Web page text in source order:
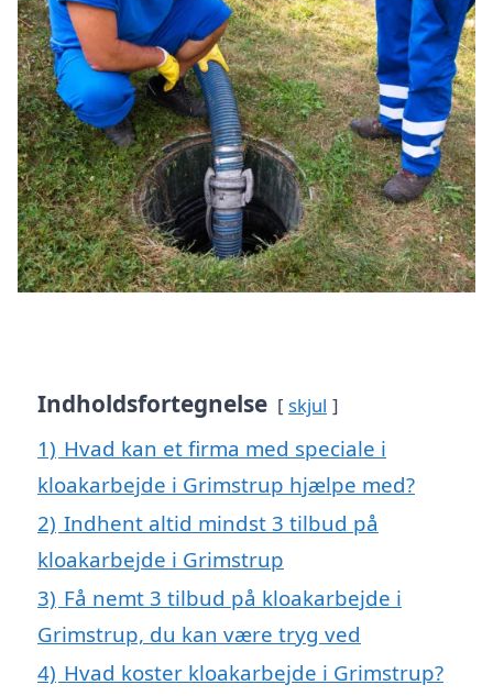
Indholdsfortegnelse skjul
1) Hvad kan et firma med speciale i
kloakarbejde i Grimstrup hjælpe med?
2) Indhent altid mindst 3 tilbud på
kloakarbejde i Grimstrup
3) Få nemt 3 tilbud på kloakarbejde i
Grimstrup, du kan være tryg ved
4) Hvad koster kloakarbejde i Grimstrup?